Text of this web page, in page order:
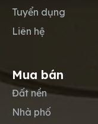
Tuyển dụng
Liên hệ
Mua bán
Đất nền
Nhà phố